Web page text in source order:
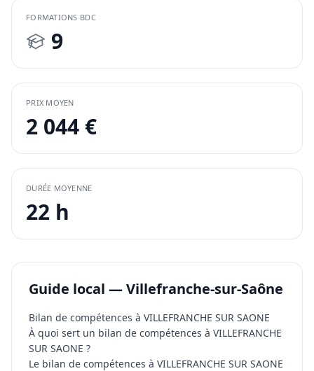
FORMATIONS BDC
9
PRIX MOYEN
2 044 €
DURÉE MOYENNE
22 h
Guide local — Villefranche-sur-Saône
Bilan de compétences à VILLEFRANCHE SUR SAONE
À quoi sert un bilan de compétences à VILLEFRANCHE
SUR SAONE ?
Le bilan de compétences à VILLEFRANCHE SUR SAONE